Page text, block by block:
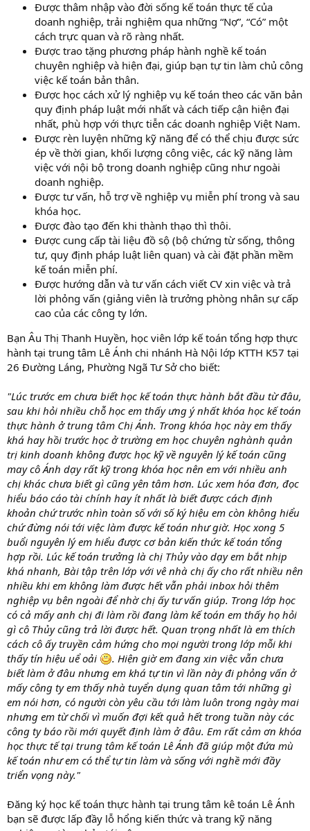
Được thâm nhập vào đời sống kế toán thực tế của
doanh nghiệp, trải nghiệm qua những “Nợ”, “Có” một
cách trực quan và rõ ràng nhất.
Được trao tặng phương pháp hành nghề kế toán
chuyên nghiệp và hiện đại, giúp bạn tự tin làm chủ công
việc kế toán bản thân.
Được học cách xử lý nghiệp vụ kế toán theo các văn bản
quy định pháp luật mới nhất và cách tiếp cận hiện đại
nhất, phù hợp với thực tiễn các doanh nghiệp Việt Nam.
Được rèn luyện những kỹ năng để có thể chịu được sức
ép về thời gian, khối lượng công việc, các kỹ năng làm
việc với nội bộ trong doanh nghiệp cũng như ngoài
doanh nghiệp.
Được tư vấn, hỗ trợ về nghiệp vụ miễn phí trong và sau
khóa học.
Được đào tạo đến khi thành thạo thì thôi.
Được cung cấp tài liệu đồ sộ (bộ chứng từ sống, thông
tư, quy định pháp luật liên quan) và cài đặt phần mềm
kế toán miễn phí.
Được hướng dẫn và tư vấn cách viết CV xin việc và trả
lời phỏng vấn (giảng viên là trưởng phòng nhân sự cấp
cao của các công ty lớn.
Bạn Âu Thị Thanh Huyền, học viên lớp kế toán tổng hợp thực
hành tại trung tâm Lê Ánh chi nhánh Hà Nội lớp KTTH K57 tại
26 Đường Láng, Phường Ngã Tư Sở cho biết:
"Lúc trước em chưa biết học kế toán thực hành bắt đầu từ đâu,
sau khi hỏi nhiều chỗ học em thấy ưng ý nhất khóa học kế toán
thực hành ở trung tâm Chị Ánh. Trong khóa học này em thấy
khá hay hồi trước học ở trường em học chuyên nghành quản
trị kinh doanh không được học kỹ về nguyên lý kế toán cũng
may cô Ánh dạy rất kỹ trong khóa học nên em với nhiều anh
chị khác chưa biết gì cũng yên tâm hơn. Lúc xem hóa đơn, đọc
hiểu báo cáo tài chính hay ít nhất là biết được cách định
khoản chứ trước nhìn toàn số với số ký hiệu em còn không hiểu
chứ đừng nói tới việc làm được kế toán như giờ. Học xong 5
buổi nguyên lý em hiểu được cơ bản kiến thức kế toán tổng
hợp rồi. Lúc kế toán trưởng là chị Thủy vào dạy em bắt nhịp
khá nhanh, Bài tập trên lớp với vê nhà chị ấy cho rất nhiều nên
nhiều khi em không làm được hết vẫn phải inbox hỏi thêm
nghiệp vụ bên ngoài để nhờ chị ấy tư vấn giúp. Trong lớp học
có cả mấy anh chị đi làm rồi đang làm kế toán em thấy họ hỏi
gì cô Thủy cũng trả lời được hết. Quan trọng nhất là em thích
cách cô ấy truyền cảm hứng cho mọi người trong lớp mỗi khi
thấy tín hiệu uể oải
. Hiện giờ em đang xin việc vẫn chưa
biết làm ở đâu nhưng em khá tự tin vì lần này đi phỏng vấn ở
mấy công ty em thấy nhà tuyển dụng quan tâm tới những gì
em nói hơn, có người còn yêu cầu tới làm luôn trong ngày mai
nhưng em từ chối vì muốn đợi kết quả hết trong tuần này các
công ty báo rồi mới quyết định làm ở đâu. Em rất cảm ơn khóa
học thực tế tại trung tâm kế toán Lê Ánh đã giúp một đứa mù
kế toán như em có thể tự tin làm và sống với nghề mới đầy
triển vọng này."
Đăng ký học kế toán thực hành tại trung tâm kê toán Lê Ánh
bạn sẽ được lấp đầy lỗ hổng kiến thức và trang kỹ năng